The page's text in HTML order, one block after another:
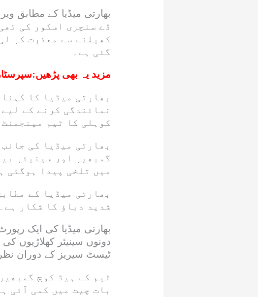
ڈے سنچری اسکور کی
کھیلنے سے معذرت کر
گئی ہے۔
مزید یہ بھی پڑھیں:
بھارتی میڈیا کا
نمائندگی کرنے کے
کوہلی کا ٹیم
بھارتی میڈیا کی
گمبھیر اور سینیئر
میں تلخی پیدا ہوگئی
بھارتی میڈیا کے
شدید دباؤ کا شکار ہے۔
بھارتی میڈیا کی ایک
دونوں سینیئر کھلاڑیوں
ٹیسٹ سیریز کے دوران
ٹیم کے ہیڈ کوچ
بات چیت میں کمی آئی